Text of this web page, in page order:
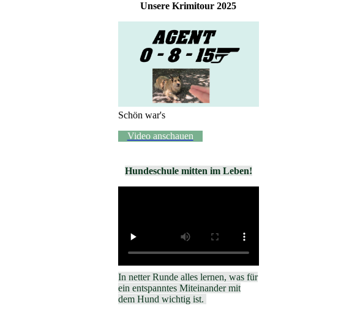
Unsere Krimitour 2025
Schön war's
Video anschauen
Hundeschule mitten im Leben!
In netter Runde alles lernen, was für
ein entspanntes Miteinander mit
dem Hund wichtig ist.